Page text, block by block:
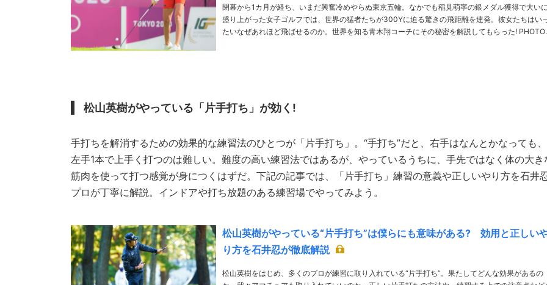
閉幕から1カ月が経ち、いまだ興奮冷めやらぬ東京五輪。なかでも稲見萌寧の銀メダル獲得で大い
盛り上がった女子ゴルフでは、世界の猛者たちが300Yに迫る驚きの飛距離を連発。彼女たちはい
たいなぜあれほど飛ばせるのか。世界を知る青木翔コーチにその秘密を解説してもらった! PHOTO／
松山英樹がやっている「片手打ち」が効く!
手打ちを解消するための効果的な練習法のひとつが「片手打ち」。“手打ち”だと、右手はなんとかなっても、
左手1本で上手く打つのは難しい。難度の高い練習法ではあるが、やっているうちに、手先ではなく体の大き
筋肉を使って打つ感覚が身につくはずだ。下記の記事では、「片手打ち」練習の意義や正しいやり方を石井
プロが丁寧に解説。インドアや打ち放題のある練習場でやってみよう。
松山英樹がやっている“片手打ち”は僕らにも意味がある? 効用と正しい
り方を石井忍が徹底解説
松山英樹をはじめ、多くのプロが練習に取り入れている“片手打ち”。果たしてどんな効果があるの